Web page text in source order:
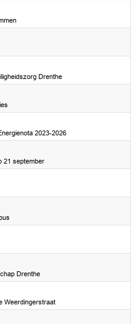
Drenthe
2023-2026
21 september
Drenthe
Weerdingerstraat